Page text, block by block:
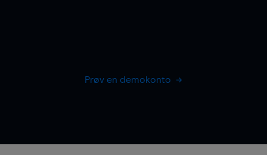
Prøv en demokonto